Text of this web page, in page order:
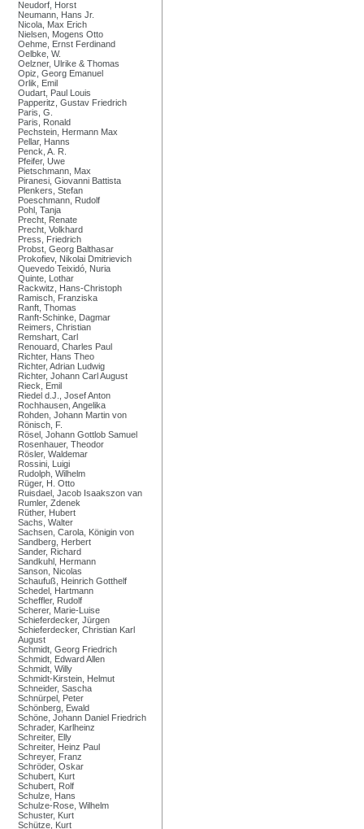
Neudorf, Horst
Neumann, Hans Jr.
Nicola, Max Erich
Nielsen, Mogens Otto
Oehme, Ernst Ferdinand
Oelbke, W.
Oelzner, Ulrike & Thomas
Opiz, Georg Emanuel
Orlik, Emil
Oudart, Paul Louis
Papperitz, Gustav Friedrich
Paris, G.
Paris, Ronald
Pechstein, Hermann Max
Pellar, Hanns
Penck, A. R.
Pfeifer, Uwe
Pietschmann, Max
Piranesi, Giovanni Battista
Plenkers, Stefan
Poeschmann, Rudolf
Pohl, Tanja
Precht, Renate
Precht, Volkhard
Press, Friedrich
Probst, Georg Balthasar
Prokofiev, Nikolai Dmitrievich
Quevedo Teixidó, Nuria
Quinte, Lothar
Rackwitz, Hans-Christoph
Ramisch, Franziska
Ranft, Thomas
Ranft-Schinke, Dagmar
Reimers, Christian
Remshart, Carl
Renouard, Charles Paul
Richter, Hans Theo
Richter, Adrian Ludwig
Richter, Johann Carl August
Rieck, Emil
Riedel d.J., Josef Anton
Rochhausen, Angelika
Rohden, Johann Martin von
Rönisch, F.
Rösel, Johann Gottlob Samuel
Rosenhauer, Theodor
Rösler, Waldemar
Rossini, Luigi
Rudolph, Wilhelm
Rüger, H. Otto
Ruisdael, Jacob Isaakszon van
Rumler, Zdenek
Rüther, Hubert
Sachs, Walter
Sachsen, Carola, Königin von
Sandberg, Herbert
Sander, Richard
Sandkuhl, Hermann
Sanson, Nicolas
Schaufuß, Heinrich Gotthelf
Schedel, Hartmann
Scheffler, Rudolf
Scherer, Marie-Luise
Schieferdecker, Jürgen
Schieferdecker, Christian Karl
August
Schmidt, Georg Friedrich
Schmidt, Edward Allen
Schmidt, Willy
Schmidt-Kirstein, Helmut
Schneider, Sascha
Schnürpel, Peter
Schönberg, Ewald
Schöne, Johann Daniel Friedrich
Schrader, Karlheinz
Schreiter, Elly
Schreiter, Heinz Paul
Schreyer, Franz
Schröder, Oskar
Schubert, Kurt
Schubert, Rolf
Schulze, Hans
Schulze-Rose, Wilhelm
Schuster, Kurt
Schütze, Kurt